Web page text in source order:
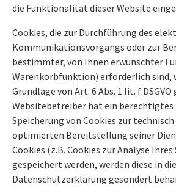
die Funktionalität dieser Website
Cookies, die zur Durchführung des
Kommunikationsvorgangs oder zur
bestimmter, von Ihnen erwünschter
Warenkorbfunktion) erforderlich sind,
Grundlage von Art. 6 Abs. 1 lit. f
Websitebetreiber hat ein berechtigtes
Speicherung von Cookies zur
optimierten Bereitstellung seiner
Cookies (z.B. Cookies zur Analyse
gespeichert werden, werden diese in
Datenschutzerklärung gesondert